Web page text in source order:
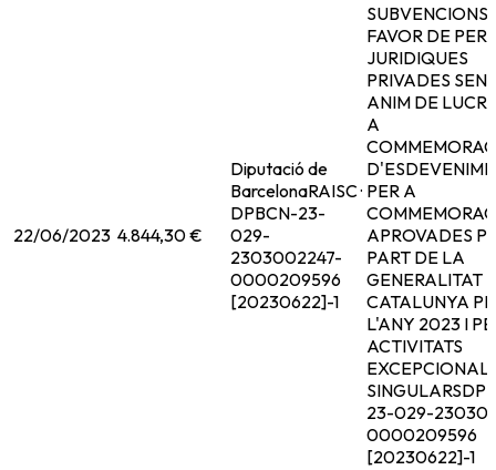
22/06/2023 4.844,30 €
Diputació de
BarcelonaRAISC ·
DPBCN-23-
029-
2303002247-
0000209596
[20230622]-1
SUBVENCIONS
FAVOR DE
JURIDIQUES
PRIVADES
ANIM DE
A
PER A
APROVADES
PART DE LA
GENERALITAT
CATALUNYA
L'ANY 2023 I
ACTIVITATS
SINGULARS
23-029-
0000209596
[20230622]-1